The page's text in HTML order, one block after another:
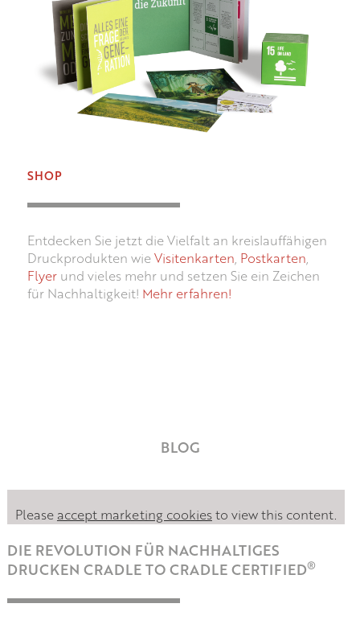
SHOP
Entdecken Sie jetzt die Vielfalt an kreislauffähigen
Druckprodukten wieVisitenkarten Postkarten
Flyerund vieles mehr und setzen Sie ein Zeichen
für Nachhaltigkeit! Mehr erfahren!
BLOG
Please accept marketing cookiesto view this content.
DIE REVOLUTION FÜR NACHHALTIGES
DRUCKEN CRADLE TO CRADLE CERTIFIED®